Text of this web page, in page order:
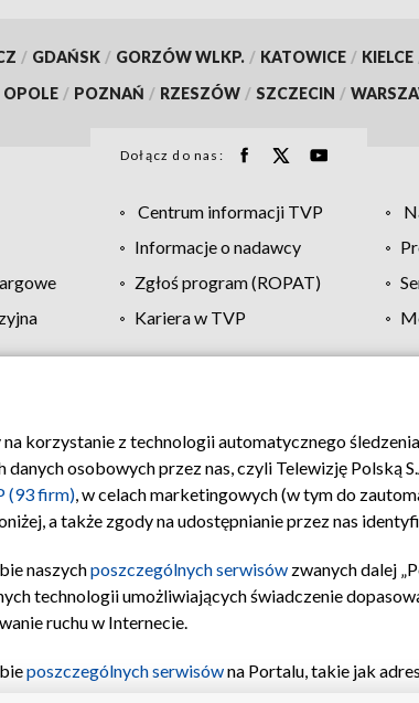
/ GDAŃSK / GORZÓW WLKP. / KATOWICE / KIELCE
OPOLE / POZNAŃ / RZESZÓW / SZCZECIN /
Dołącz do nas:
Centrum informacji TVP
Informacje o nadawcy
Zgłoś program (ROPAT)
Kariera w TVP
prywatności Moje zgody Pomoc
korzystanie z technologii automatycznego
osobowych przez nas, czyli Telewizję Polską
(93 firm), w celach marketingowych (w tym do
a także zgody na udostępnianie przez nas
naszychposzczególnych serwisów zwanych dalej
technologii umożliwiających świadczenie
ruchu w Internecie.
poszczególnych serwisówna Portalu, takie jak